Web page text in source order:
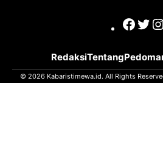
RedaksiTentang
© 2026 Kabaristimewa.id. All Rights